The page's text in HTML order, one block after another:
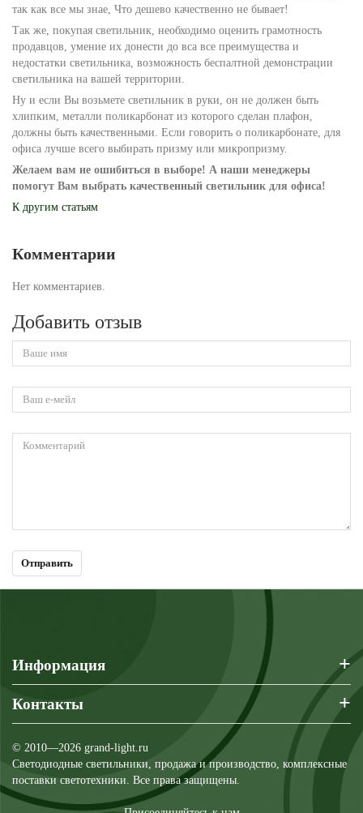
так как все мы знае, Что дешево качественно не бывает!
Так же, покупая светильник, необходимо оценить грамотность
продавцов, умение их донести до вса все преимущества и
недостатки светильника, возможность беспалтной демонстрации
светильника на вашей территории.
Ну и если Вы возьмете светильник в руки, он не должен быть
хлипким, металли поликарбонат из которого сделан плафон,
должны быть качественными. Если говорить о поликарбонате, для
офиса лучше всего выбирать призму или микропризму.
Желаем вам не ошибиться в выборе! А наши менеджеры
помогут Вам выбрать качественный светильник для офиса!
К другим статьям
Комментарии
Нет комментариев.
Добавить отзыв
Информация +
Контакты +
© 2010—2026 grand-light.ru
Светодиодные светильники, продажа и производство, комплексные
поставки светотехники. Все права защищены.